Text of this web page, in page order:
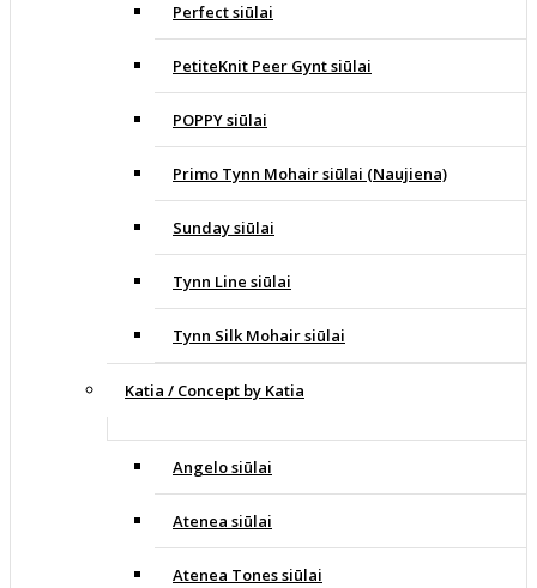
Perfect siūlai
PetiteKnit Peer Gynt siūlai
POPPY siūlai
Primo Tynn Mohair siūlai (Naujiena)
Sunday siūlai
Tynn Line siūlai
Tynn Silk Mohair siūlai
Katia / Concept by Katia
Angelo siūlai
Atenea siūlai
Atenea Tones siūlai